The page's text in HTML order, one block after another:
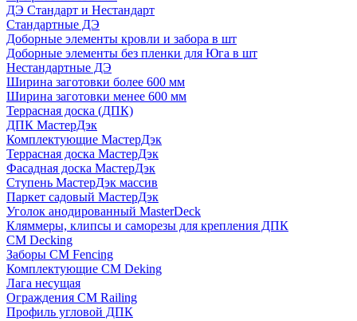
ДЭ Стандарт и Нестандарт
Стандартные ДЭ
Доборные элементы кровли и забора в шт
Доборные элементы без пленки для Юга в шт
Нестандартные ДЭ
Ширина заготовки более 600 мм
Ширина заготовки менее 600 мм
Террасная доска (ДПК)
ДПК МастерДэк
Комплектующие МастерДэк
Террасная доска МастерДэк
Фасадная доска МастерДэк
Ступень МастерДэк массив
Паркет садовый МастерДэк
Уголок анодированный MasterDeck
Кляммеры, клипсы и саморезы для крепления ДПК
CM Decking
Заборы CM Fencing
Комплектующие CM Deking
Лага несущая
Ограждения CM Railing
Профиль угловой ДПК